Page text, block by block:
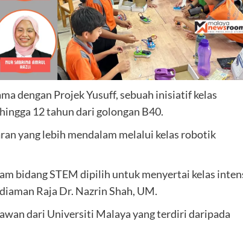
dengan Projek Yusuff, sebuah inisiatif kelas
12 tahun dari golongan B40.
yang lebih mendalam melalui kelas robotik
bidang STEM dipilih untuk menyertai kelas
Raja Dr. Nazrin Shah, UM.
dari Universiti Malaya yang terdiri daripada